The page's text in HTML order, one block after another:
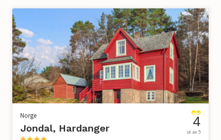
Norge
Jondal, Hardanger 4
ut av 5